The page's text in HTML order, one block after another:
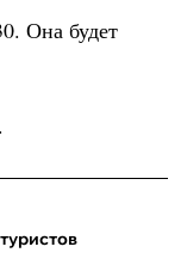
Она будет